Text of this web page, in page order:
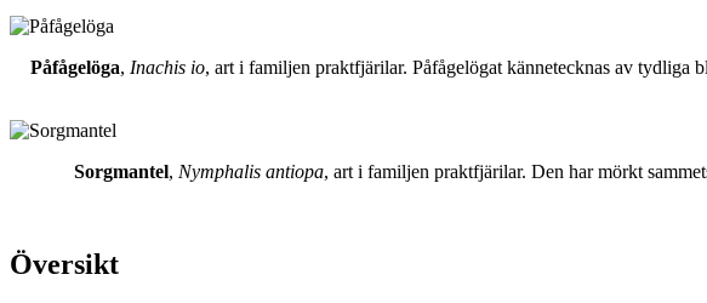
Påfågelöga, Inachis io, art i familjen praktfjärilar. Påfågelögat kännetecknas av tydliga
Sorgmantel, Nymphalis antiopa, art i familjen praktfjärilar. Den har mörkt
Översikt